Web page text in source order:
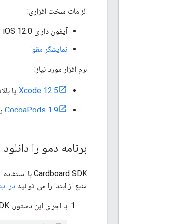
الزامات سخت افزاری:
آیفون دارای iOS 12.0 یا بالاتر
نمایشگر مقوا
نرم افزار مورد نیاز:
Xcode 12.5 یا
CocoaPods 1.9
برنامه دمو را
Cardboard SDK با استفاده از فایل های منبع از پیش کامپایل شده
منبع از ابتدا را می توانید در
با اجرای این دستور، Cardboard SDK و برنامه آزمایشی Hello Cardboard را از GitHub کلون کنید: